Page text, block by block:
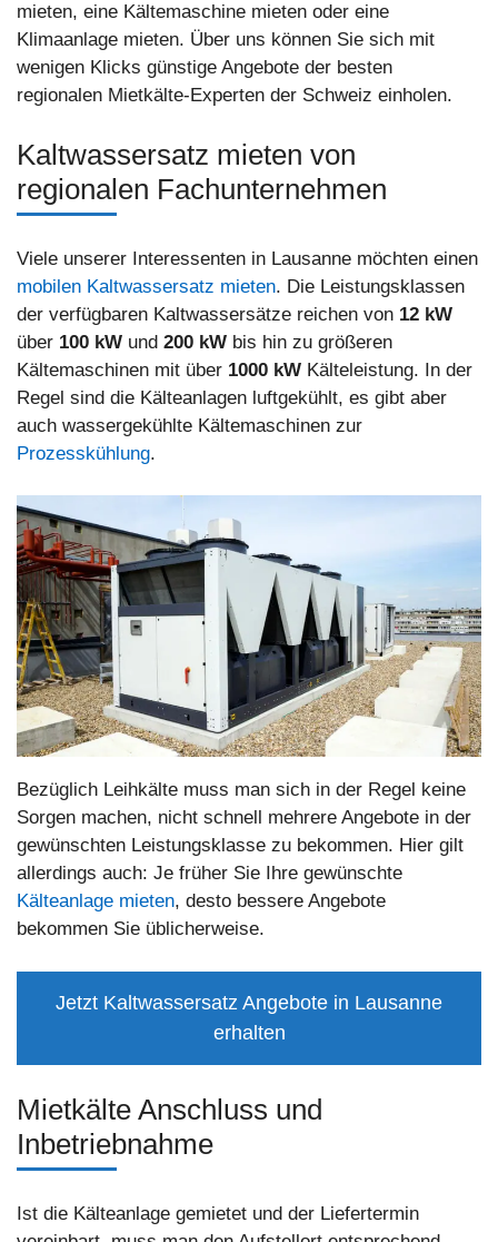
mieten, eine Kältemaschine mieten oder eine
Klimaanlage mieten. Über uns können Sie sich mit
wenigen Klicks günstige Angebote der besten
regionalen Mietkälte-Experten der Schweiz einholen.
Kaltwassersatz mieten von
regionalen Fachunternehmen
Viele unserer Interessenten in Lausanne möchten einen
mobilen Kaltwassersatz mieten. Die Leistungsklassen
der verfügbaren Kaltwassersätze reichen von 12 kW
über 100 kW und 200 kW bis hin zu größeren
Kältemaschinen mit über 1000 kW Kälteleistung. In der
Regel sind die Kälteanlagen luftgekühlt, es gibt aber
auch wassergekühlte Kältemaschinen zur
Prozesskühlung.
Bezüglich Leihkälte muss man sich in der Regel keine
Sorgen machen, nicht schnell mehrere Angebote in der
gewünschten Leistungsklasse zu bekommen. Hier gilt
allerdings auch: Je früher Sie Ihre gewünschte
Kälteanlage mieten, desto bessere Angebote
bekommen Sie üblicherweise.
Jetzt Kaltwassersatz Angebote in Lausanne
erhalten
Mietkälte Anschluss und
Inbetriebnahme
Ist die Kälteanlage gemietet und der Liefertermin